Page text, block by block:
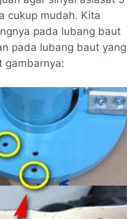
cukup mudah. Kita
pada lubang baut
pada lubang baut yang
gambarnya: